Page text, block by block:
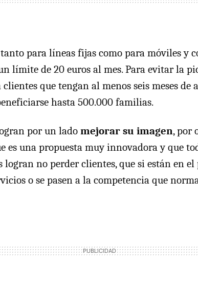
para líneas fijas como para móviles y
límite de 20 euros al mes. Para evitar la
que tengan al menos seis meses de
hasta 500.000 familias.
por un lado mejorar su imagen, por
es una propuesta muy innovadora y que
logran no perder clientes, que si están en
o se pasen a la competencia que